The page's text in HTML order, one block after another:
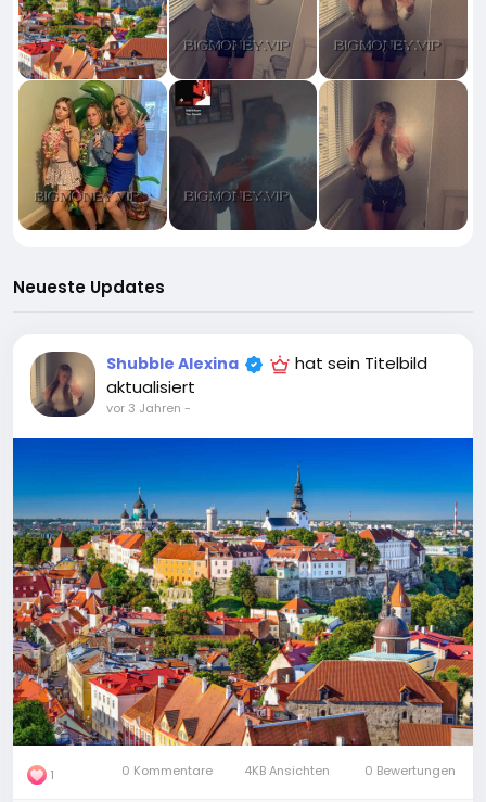
Neueste Updates
Shubble Alexina
hat sein Titelbild
aktualisiert
vor 3 Jahren -
1 0 Kommentare 4KB Ansichten 0 Bewertungen